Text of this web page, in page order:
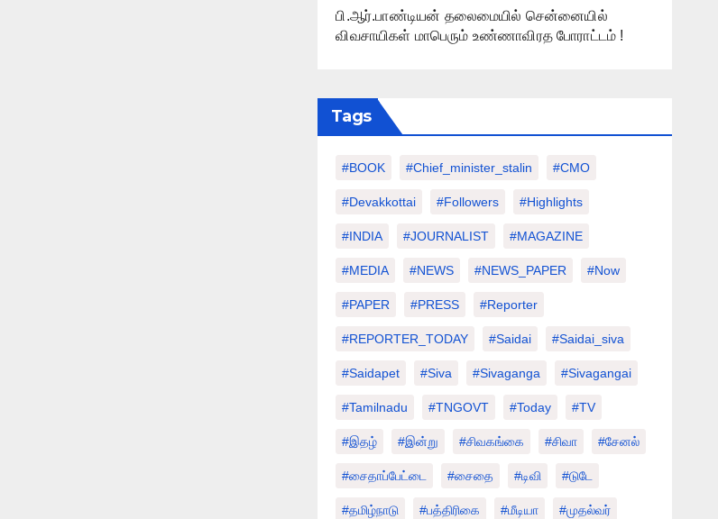
பி.ஆர்.பாண்டியன் தலைமையில் சென்னையில்
விவசாயிகள் மாபெரும் உண்ணாவிரத போராட்டம் !
Tags
#BOOK #chief_minister_stalin #CMO
#devakkottai #followers #highlights
#INDIA #JOURNALIST #MAGAZINE
#MEDIA #NEWS #NEWS_PAPER #Now
#PAPER #PRESS #Reporter
#REPORTER_TODAY #saidai #saidai_siva
#saidapet #Siva #Sivaganga #sivagangai
#tamilnadu #TNGOVT #today #TV
#இதழ் #இன்று #சிவகங்கை #சிவா #சேனல்
#சைதாப்பேட்டை #சைதை #டிவி #டுடே
#தமிழ்நாடு #பத்திரிகை #மீடியா #முதல்வர்